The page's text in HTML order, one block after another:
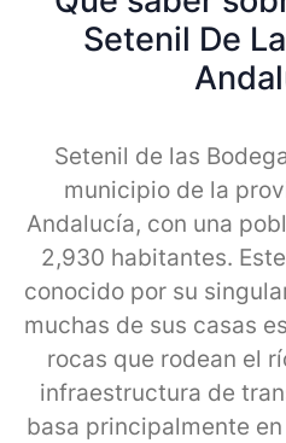
Setenil De
Setenil de las
municipio de la
Andalucía, con una
2,930 habitantes.
conocido por su
muchas de sus casas
rocas que rodean el
infraestructura de
basa principalmente